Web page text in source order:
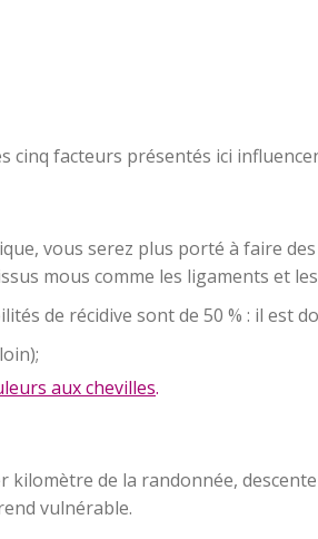
cinq facteurs présentés ici
vous serez plus porté à faire
mous comme les ligaments et
de récidive sont de 50 % : il est
aux chevilles.
de la randonnée,
vulnérable.